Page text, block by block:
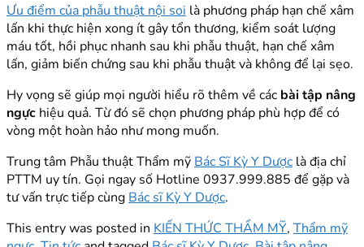
Ưu điểm của phẫu thuật nội soi là phương pháp hạn chế xâm
lấn khi thực hiện xong ít gây tổn thương, kiểm soát lượng
máu tốt, hồi phục nhanh sau khi phẫu thuật, hạn chế xâm
lấn, giảm biến chứng sau khi phẫu thuật và không để lại sẹo.
Hy vọng sẽ giúp mọi người hiểu rõ thêm về các bài tập nâng
ngực hiệu quả. Từ đó sẽ chọn phương pháp phù hợp để có
vòng một hoàn hảo như mong muốn.
Trung tâm Phẫu thuật Thẩm mỹ Bác Sĩ Kỳ Y Dược là địa chỉ
PTTM uy tín. Gọi ngay số Hotline 0937.999.885 để gặp và
tư vấn trực tiếp cùng Bác sĩ Kỳ Y Dược.
This entry was posted in KIẾN THỨC THẨM MỸ, Thẩm mỹ